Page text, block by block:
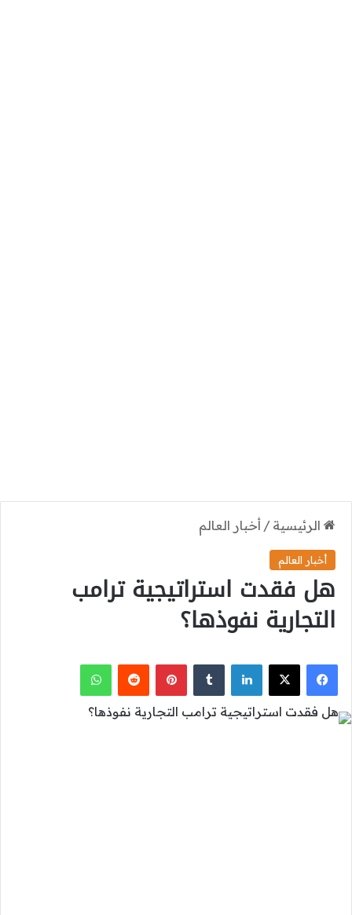
الرئيسية / أخبار العالم
أخبار العالم
هل فقدت استراتيجية ترامب
التجارية نفوذها؟
فيسبوك
‫X لينكدإن بينتيريست واتساب